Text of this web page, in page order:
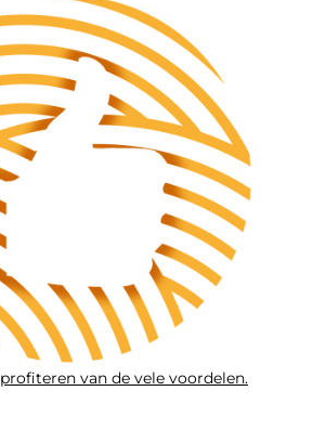
profiteren van de vele voordelen.